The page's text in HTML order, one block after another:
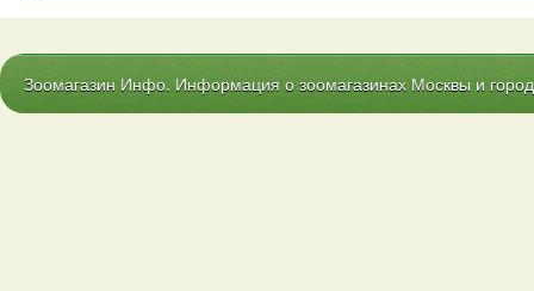
Зоомагазин Инфо. Информация о зоомагазинах Москвы и